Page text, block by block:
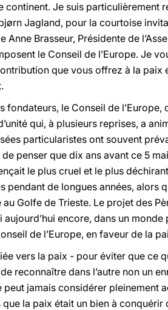
continent. Je suis particulièrement
Jagland, pour la courtoise
Anne Brasseur, Présidente de
le Conseil de l’Europe. Je
que vous offrez à la
fondateurs, le Conseil de
qui, à plusieurs reprises, a
particularistes ont souvent
penser que dix ans avant ce 5
le plus cruel et le plus
pendant de longues années, alors
Golfe de Trieste. Le projet des
encore, dans un
de l’Europe, en faveur de la
vers la paix - pour éviter que ce
reconnaître dans l’autre non un
jamais considérer pleinement
la paix était un bien à